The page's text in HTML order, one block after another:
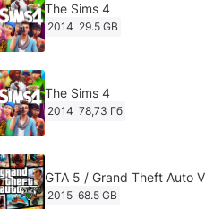
The Sims 4
2014 29.5 GB
The Sims 4
2014 78,73 Гб
GTA 5 / Grand Theft Auto V
2015 68.5 GB